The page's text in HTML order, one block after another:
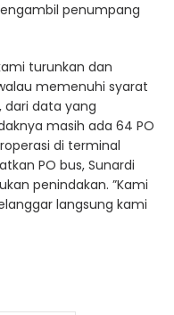
penumpang
turunkan dan
memenuhi syarat
dari data yang
masih ada 64 PO
di terminal
PO bus, Sunardi
penindakan. ”Kami
langsung kami